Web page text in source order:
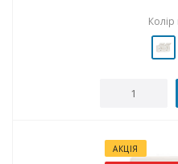
АКЦІЯ